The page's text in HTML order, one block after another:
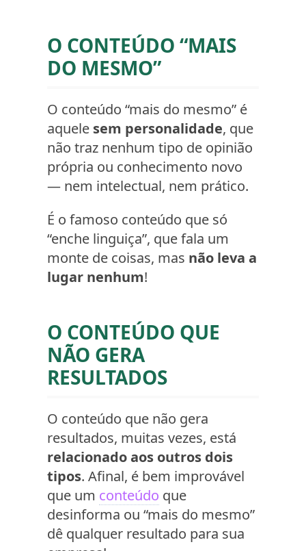
O CONTEÚDO “MAIS
DO MESMO”
O conteúdo “mais do mesmo” é
aquele sem personalidade, que
não traz nenhum tipo de opinião
própria ou conhecimento novo
— nem intelectual, nem prático.
É o famoso conteúdo que só
“enche linguiça”, que fala um
monte de coisas, mas não leva a
lugar nenhum!
O CONTEÚDO QUE
NÃO GERA
RESULTADOS
O conteúdo que não gera
resultados, muitas vezes, está
relacionado aos outros dois
tipos. Afinal, é bem improvável
que um conteúdo que
desinforma ou “mais do mesmo”
dê qualquer resultado para sua